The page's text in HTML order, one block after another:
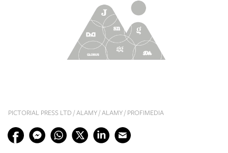
PICTORIAL PRESS LTD / ALAMY / ALAMY / PROFIMEDIA